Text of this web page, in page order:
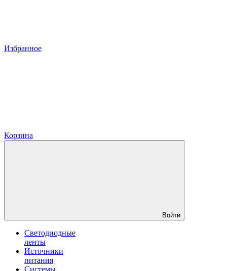
Избранное
Корзина
Войти
Светодиодные
ленты
Источники
питания
Системы